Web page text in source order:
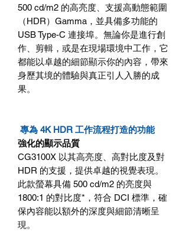
500 cd/m2 的高亮度、支援高動態範圍
（HDR） Gamma ，並具備多功能的
USB Type-C 連接埠。無論你是進行創
作、剪輯，或是在現場環境中工作，它
都能以卓越的細節顯示你的內容，帶來
身歷其境的體驗與真正引人入勝的成
果。
專為 4K HDR 工作流程打造的功能
強化的顯示品質
CG3100X 以其高亮度、高對比度及對
HDR 的支援，提供卓越的視覺表現。
此款螢幕具備 500 cd/m2 的亮度與
1800:1 的對比度* ，符合 DCI 標準，確
保內容能以額外的深度與細節清晰呈
現。